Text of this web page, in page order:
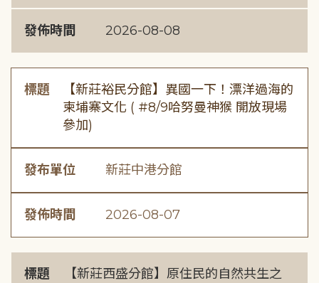
發佈時間 2026-08-08
標題
【新莊裕民分館】異國一下！漂洋過海的
柬埔寨文化 ( #8/9哈努曼神猴 開放現場
參加)
發布單位 新莊中港分館
發佈時間 2026-08-07
標題
【新莊西盛分館】原住民的自然共生之